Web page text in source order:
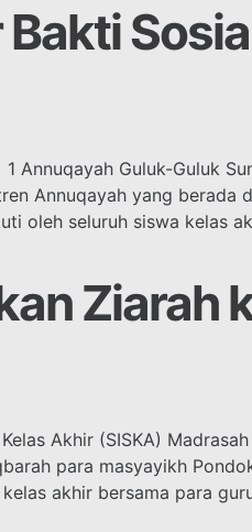
Annuqayah Guluk-Guluk
Annuqayah yang berada
oleh seluruh siswa kelas
Ziarah
Akhir (SISKA)
para masyayikh
akhir bersama para